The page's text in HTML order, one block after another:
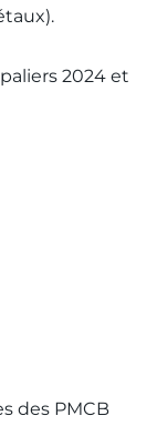
2024 et
des PMCB